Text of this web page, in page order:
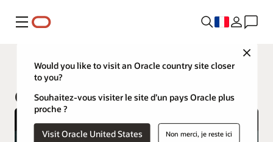
Menu
Close
Would you like to visit an Oracle country site closer
to you?
Souhaitez-vous visiter le site d’un pays Oracle plus
proche ?
Visit Oracle United States Non merci, je reste ici
Secteurs d’activité
Oracle Life Sciences